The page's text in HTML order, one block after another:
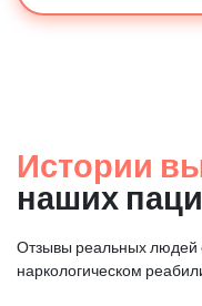
Истории
наших
Отзывы реальных людей
наркологическом